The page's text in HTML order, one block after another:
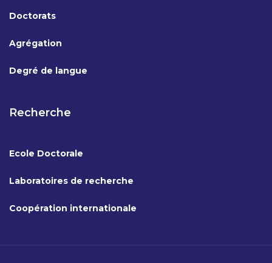
Doctorats
Agrégation
Degré de langue
Recherche
Ecole Doctorale
Laboratoires de recherche
Coopération internationale